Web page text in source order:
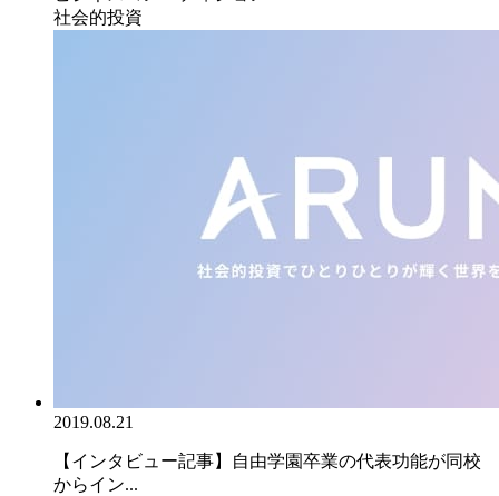
社会的投資
2019.08.21
【インタビュー記事】自由学園卒業の代表功能が同校
からイン...